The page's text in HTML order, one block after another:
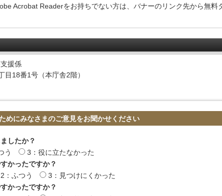
Acrobat Readerをお持ちでない方は、バナーのリンク先から無料
援係
18番1号（本庁舎2階）
めにみなさまのご意見をお聞かせください
したか？
う
3：役に立たなかった
かったですか？
2：ふつう
3：見つけにくかった
かったですか？